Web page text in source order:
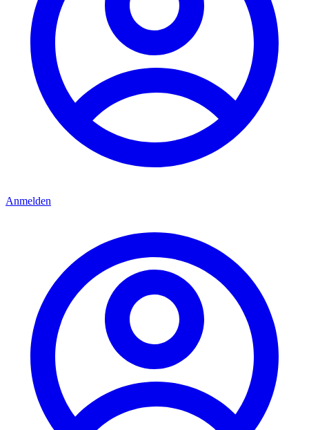
Anmelden